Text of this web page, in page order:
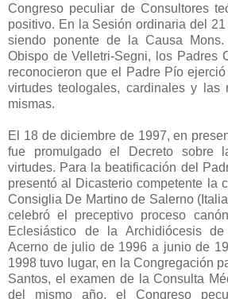
Congreso peculiar de Consultores
positivo. En la Sesión ordinaria del
siendo ponente de la Causa Mons.
Obispo de Velletri-Segni, los Padres
reconocieron que el Padre Pío
virtudes teologales, cardinales y las
mismas.
El 18 de diciembre de 1997, en
fue promulgado el Decreto sobre
virtudes. Para la beatificación del
presentó al Dicasterio competente la
Consiglia De Martino de Salerno
celebró el preceptivo proceso
Eclesiástico de la Archidiócesis de
Acerno de julio de 1996 a junio de
1998 tuvo lugar, en la Congregación
Santos, el examen de la Consulta
del mismo año, el Congreso